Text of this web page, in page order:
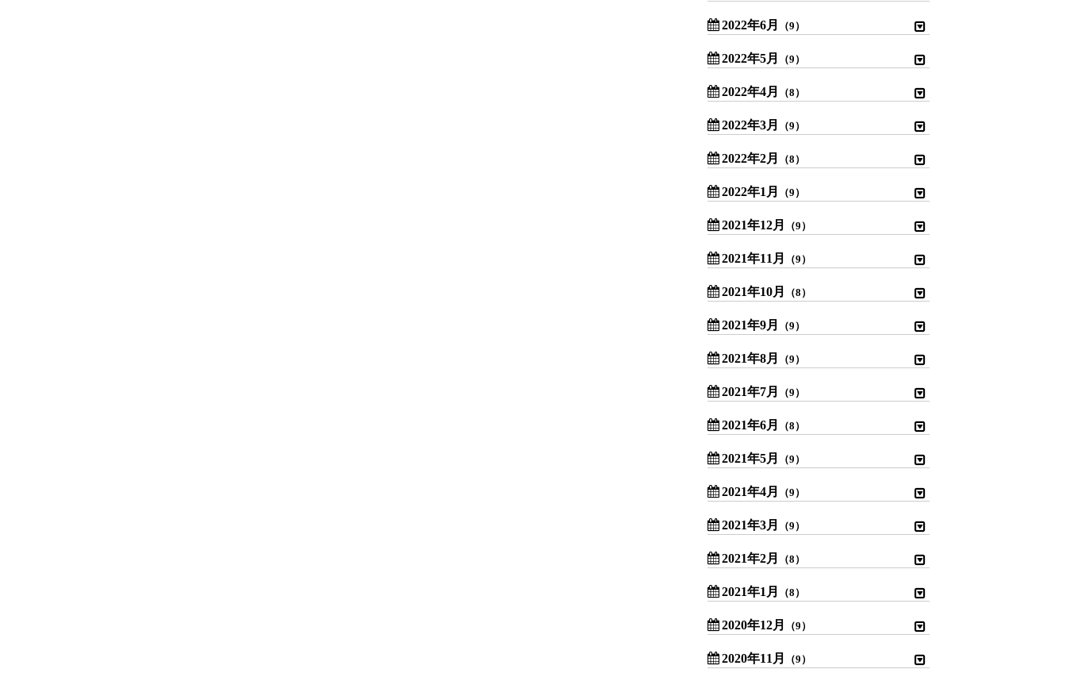
2022年6月 （9）
2022年5月 （9）
2022年4月 （8）
2022年3月 （9）
2022年2月 （8）
2022年1月 （9）
2021年12月 （9）
2021年11月 （9）
2021年10月 （8）
2021年9月 （9）
2021年8月 （9）
2021年7月 （9）
2021年6月 （8）
2021年5月 （9）
2021年4月 （9）
2021年3月 （9）
2021年2月 （8）
2021年1月 （8）
2020年12月 （9）
2020年11月 （9）